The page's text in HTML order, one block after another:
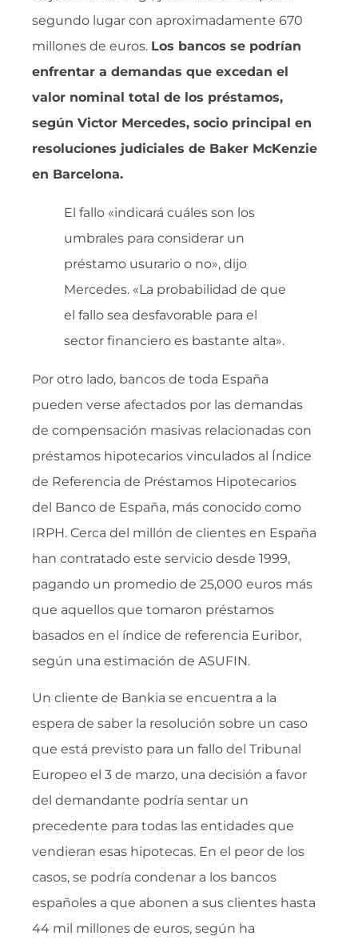
segundo lugar con aproximadamente 670
millones de euros. Los bancos se podrían
enfrentar a demandas que excedan el
valor nominal total de los préstamos,
según Victor Mercedes, socio principal en
resoluciones judiciales de Baker McKenzie
en Barcelona.
El fallo «indicará cuáles son los
umbrales para considerar un
préstamo usurario o no», dijo
Mercedes. «La probabilidad de que
el fallo sea desfavorable para el
sector financiero es bastante alta».
Por otro lado, bancos de toda España
pueden verse afectados por las demandas
de compensación masivas relacionadas con
préstamos hipotecarios vinculados al Índice
de Referencia de Préstamos Hipotecarios
del Banco de España, más conocido como
IRPH. Cerca del millón de clientes en España
han contratado este servicio desde 1999,
pagando un promedio de 25,000 euros más
que aquellos que tomaron préstamos
basados ​​en el índice de referencia Euribor,
según una estimación de ASUFIN.
Un cliente de Bankia se encuentra a la
espera de saber la resolución sobre un caso
que está previsto para un fallo del Tribunal
Europeo el 3 de marzo, una decisión a favor
del demandante podría sentar un
precedente para todas las entidades que
vendieran esas hipotecas. En el peor de los
casos, se podría condenar a los bancos
españoles a que abonen a sus clientes hasta
44 mil millones de euros, según ha